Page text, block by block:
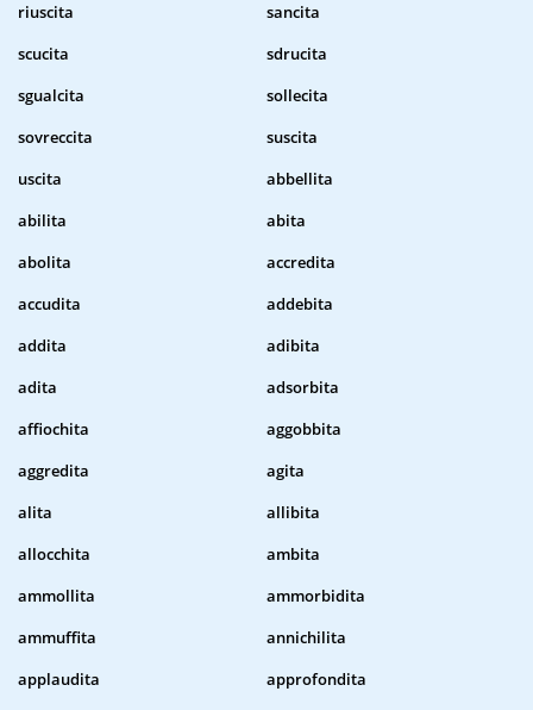
riuscita
sancita
scucita
sdrucita
sgualcita
sollecita
sovreccita
suscita
uscita
abbellita
abilita
abita
abolita
accredita
accudita
addebita
addita
adibita
adita
adsorbita
affiochita
aggobbita
aggredita
agita
alita
allibita
allocchita
ambita
ammollita
ammorbidita
ammuffita
annichilita
applaudita
approfondita